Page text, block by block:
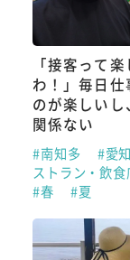
「接客って楽
わ！」毎日仕
のが楽しいし
関係ない
#南知多 #愛
ストラン・飲食
#春
#夏